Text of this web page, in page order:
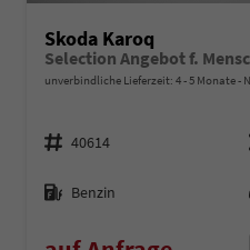
Skoda Karoq
unverbindliche Lieferzeit: 4 - 5 Monate
Fahrzeugnr.
40614
Kraftstoff
Benzin